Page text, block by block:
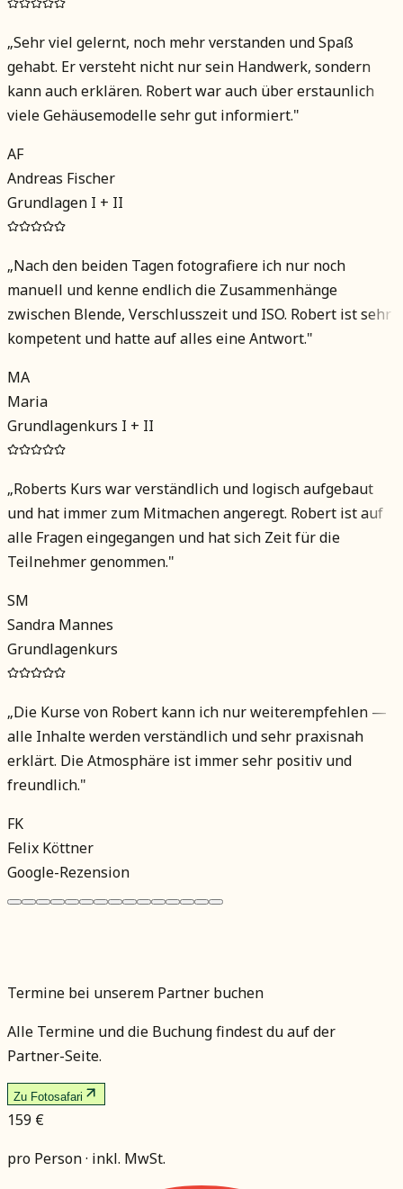
„Sehr viel gelernt, noch mehr verstanden und Spaß
gehabt. Er versteht nicht nur sein Handwerk, sondern
kann auch erklären. Robert war auch über erstaunlich
viele Gehäusemodelle sehr gut informiert."
AF
Andreas Fischer
Grundlagen I + II
„Nach den beiden Tagen fotografiere ich nur noch
manuell und kenne endlich die Zusammenhänge
zwischen Blende, Verschlusszeit und ISO. Robert ist sehr
kompetent und hatte auf alles eine Antwort."
MA
Maria
Grundlagenkurs I + II
„Roberts Kurs war verständlich und logisch aufgebaut
und hat immer zum Mitmachen angeregt. Robert ist auf
alle Fragen eingegangen und hat sich Zeit für die
Teilnehmer genommen."
SM
Sandra Mannes
Grundlagenkurs
„Die Kurse von Robert kann ich nur weiterempfehlen —
alle Inhalte werden verständlich und sehr praxisnah
erklärt. Die Atmosphäre ist immer sehr positiv und
freundlich."
FK
Felix Köttner
Google-Rezension
Termine bei unserem Partner buchen
Alle Termine und die Buchung findest du auf der
Partner-Seite.
Zu Fotosafari
159 €
pro Person · inkl. MwSt.